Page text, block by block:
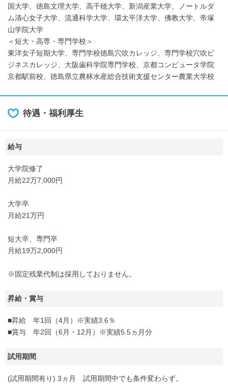
国大学、徳島文理大学、高千穂大学、新潟産業大学、ノートルダ
ム清心女子大学、流通科学大学、環太平洋大学、佛教大学、帝塚
山学院大学
＜短大・高専・専門学校＞
東洋女子短期大学、専門学校徳島穴吹カレッジ、専門学校穴吹ビ
ジネスカレッジ、大阪歯科学院専門学校、京都コンピュータ学院
京都駅前校、徳島県立農林水産総合技術支援センター農業大学校
待遇・福利厚生
給与
大学院修了
月給22万7,000円
大学卒
月給21万円
短大卒、専門卒
月給19万2,000円
※固定残業代制は採用しておりません。
昇給・賞与
■昇給 年1回（4月）※実績3.6％
■賞与 年2回（6月・12月）※実績5.5ヵ月分
試用期間
(試用期間有り) 3ヵ月 試用期間中でも条件変わらず。